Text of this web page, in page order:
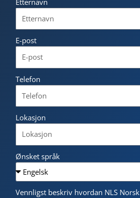
E-post
Telefon
Lokasjon
Ønsket språk
Vennligst beskriv hvordan NLS